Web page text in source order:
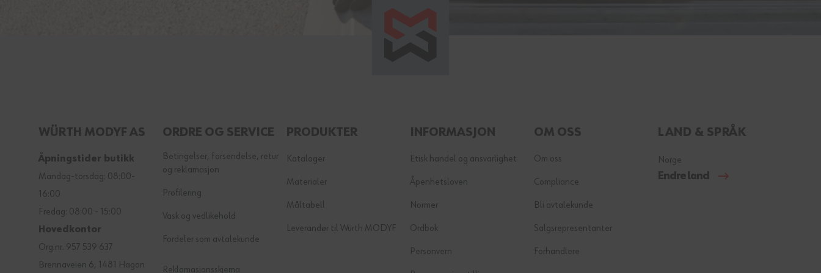
WÜRTH MODYF AS
Åpningstider butikk
Mandag-torsdag: 08:00-
16:00
Fredag: 08:00 - 15:00
Hovedkontor
Org.nr. 957 539 637
Brennaveien 6, 1481 Hagan
ORDRE OG SERVICE
Betingelser, forsendelse, retur
og reklamasjon
Profilering
Vask og vedlikehold
Fordeler som avtalekunde
Reklamasjonsskjema
PRODUKTER
Kataloger
Materialer
Måltabell
Leverandør til Würth MODYF
INFORMASJON
Etisk handel og ansvarlighet
Åpenhetsloven
Normer
Ordbok
Personvern
OM OSS
Om oss
Compliance
Bli avtalekunde
Salgsrepresentanter
Forhandlere
LAND & SPRÅK
Norge
Endre land